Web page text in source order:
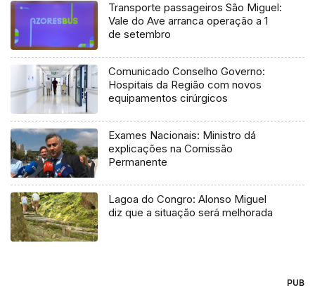
Transporte passageiros São Miguel:
Vale do Ave arranca operação a 1
de setembro
Comunicado Conselho Governo:
Hospitais da Região com novos
equipamentos cirúrgicos
Exames Nacionais: Ministro dá
explicações na Comissão
Permanente
Lagoa do Congro: Alonso Miguel
diz que a situação será melhorada
PUB